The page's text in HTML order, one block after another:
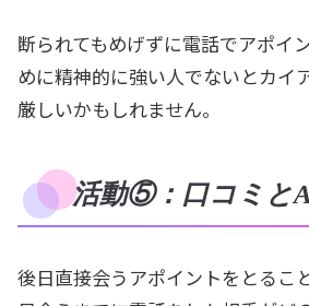
断られてもめげずに電話でアポイ
めに精神的に強い人でないとカイ
厳しいかもしれません。
活動⑤：口コミと
後日直接会うアポイントをとるこ